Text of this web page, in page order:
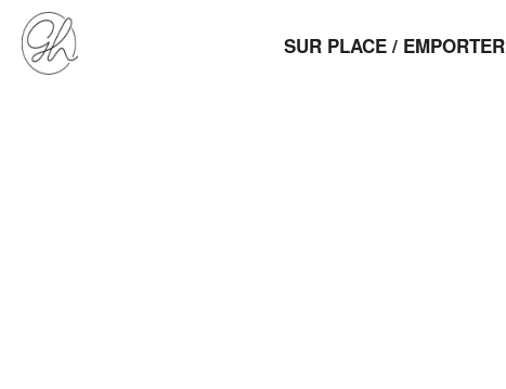
SUR PLACE / EMPORTER